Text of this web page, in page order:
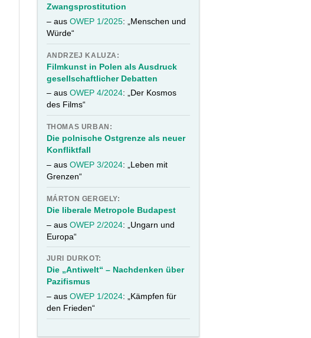
Zwangsprostitution
– aus OWEP 1/2025: „Menschen und
Würde“
ANDRZEJ KALUZA:
Filmkunst in Polen als Ausdruck
gesellschaftlicher Debatten
– aus OWEP 4/2024: „Der Kosmos
des Films“
THOMAS URBAN:
Die polnische Ostgrenze als neuer
Konfliktfall
– aus OWEP 3/2024: „Leben mit
Grenzen“
MÁRTON GERGELY:
Die liberale Metropole Budapest
– aus OWEP 2/2024: „Ungarn und
Europa“
JURI DURKOT:
Die „Antiwelt“ – Nachdenken über
Pazifismus
– aus OWEP 1/2024: „Kämpfen für
den Frieden“